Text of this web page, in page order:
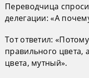
Переводчица
делегации: «А
Тот ответил:
правильного цвета,
цвета, мутный».